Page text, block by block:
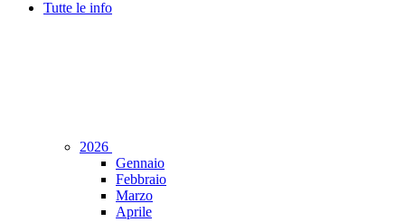
Tutte le info
2026
Gennaio
Febbraio
Marzo
Aprile